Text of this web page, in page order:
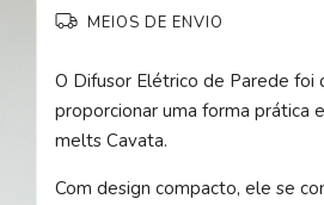
MEIOS DE ENVIO
O Difusor Elétrico de Parede foi
proporcionar uma forma prática
melts Cavata.
Com design compacto, ele se